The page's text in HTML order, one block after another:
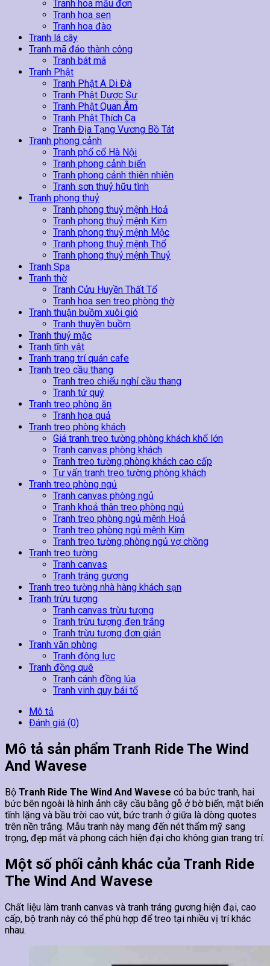
Tranh hoa mẫu đơn
Tranh hoa sen
Tranh hoa đào
Tranh lá cây
Tranh mã đáo thành công
Tranh bát mã
Tranh Phật
Tranh Phật A Di Đà
Tranh Phật Dược Sư
Tranh Phật Quan Âm
Tranh Phật Thích Ca
Tranh Địa Tạng Vương Bồ Tát
Tranh phong cảnh
Tranh phố cổ Hà Nội
Tranh phong cảnh biển
Tranh phong cảnh thiên nhiên
Tranh sơn thuỷ hữu tình
Tranh phong thuỷ
Tranh phong thuỷ mệnh Hoả
Tranh phong thuỷ mệnh Kim
Tranh phong thuỷ mệnh Mộc
Tranh phong thuỷ mệnh Thổ
Tranh phong thuỷ mệnh Thuỷ
Tranh Spa
Tranh thờ
Tranh Cửu Huyền Thất Tổ
Tranh hoa sen treo phòng thờ
Tranh thuận buồm xuôi gió
Tranh thuyền buồm
Tranh thuỷ mặc
Tranh tĩnh vật
Tranh trang trí quán cafe
Tranh treo cầu thang
Tranh treo chiếu nghỉ cầu thang
Tranh tứ quý
Tranh treo phòng ăn
Tranh hoa quả
Tranh treo phòng khách
Giá tranh treo tường phòng khách khổ lớn
Tranh canvas phòng khách
Tranh treo tường phòng khách cao cấp
Tư vấn tranh treo tường phòng khách
Tranh treo phòng ngủ
Tranh canvas phòng ngủ
Tranh khoả thân treo phòng ngủ
Tranh treo phòng ngủ mệnh Hoả
Tranh treo phòng ngủ mệnh Kim
Tranh treo tường phòng ngủ vợ chồng
Tranh treo tường
Tranh canvas
Tranh tráng gương
Tranh treo tường nhà hàng khách sạn
Tranh trừu tượng
Tranh canvas trừu tượng
Tranh trừu tượng đen trắng
Tranh trừu tượng đơn giản
Tranh văn phòng
Tranh động lực
Tranh đồng quê
Tranh cánh đồng lúa
Tranh vinh quy bái tổ
Mô tả
Đánh giá (0)
Mô tả sản phẩm Tranh Ride The Wind
And Wavese
Bộ Tranh Ride The Wind And Wavese có ba bức tranh, hai
bức bên ngoài là hình ảnh cây cầu bằng gỗ ở bờ biển, mặt biển
tĩnh lặng và bầu trời cao vút, bức tranh ở giữa là dòng quotes
trên nền trắng. Mẫu tranh này mang đến nét thẩm mỹ sang
trọng, đẹp mắt và phong cách hiện đại cho không gian trang trí.
Một số phối cảnh khác của Tranh Ride
The Wind And Wavese
Chất liệu làm tranh canvas và tranh tráng gương hiện đại, cao
cấp, bộ tranh này có thể phù hợp để treo tại nhiều vị trí khác
nhau.